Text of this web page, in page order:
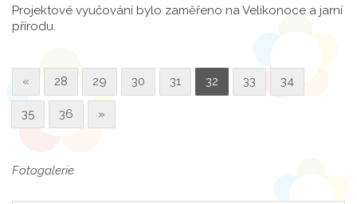
Projektové vyučování bylo zaměřeno na Velikonoce a jarní
přírodu.
« 28 29 30 31 32 33 34
35 36 »
Fotogalerie